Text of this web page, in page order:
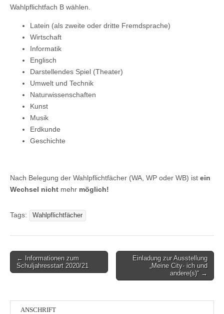
Wahlpflichtfach B wählen.
Latein (als zweite oder dritte Fremdsprache)
Wirtschaft
Informatik
Englisch
Darstellendes Spiel (Theater)
Umwelt und Technik
Naturwissenschaften
Kunst
Musik
Erdkunde
Geschichte
Nach Belegung der Wahlpflichtfächer (WA, WP oder WB) ist ein
Wechsel nicht mehr möglich!
Tags: Wahlpflichtfächer
Post
navigation
← Informationen zum
Schuljahresstart 2020/21
Einladung zur Ausstellung
„Meine City- ich und
andere(s)“ →
ANSCHRIFT